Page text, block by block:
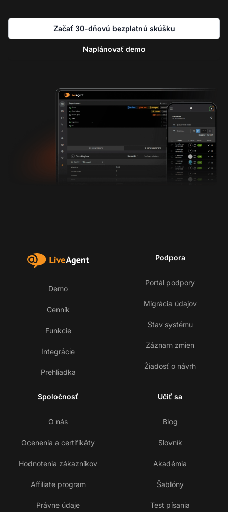
Začať 30-dňovú bezplatnú skúšku
Naplánovať demo
Demo
Cenník
Funkcie
Integrácie
Prehliadka
Podpora
Portál podpory
Migrácia údajov
Stav systému
Záznam zmien
Žiadosť o návrh
Spoločnosť
O nás
Ocenenia a certifikáty
Hodnotenia zákazníkov
Affiliate program
Právne údaje
Učiť sa
Blog
Slovník
Akadémia
Šablóny
Test písania